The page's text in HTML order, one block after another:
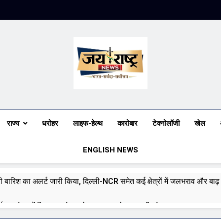
Jai Rashtra
राज्य धरोहर लाइफ-हेल्थ कारोबार टेक्नोलॉजी खेल
ENGLISH NEWS
बारिश का अलर्ट जारी किया, दिल्ली-NCR समेत कई क्षेत्रों में जलभराव और
पर संसद में विपक्ष का हंगामा तेज़, सरकार से जवाब की मांग